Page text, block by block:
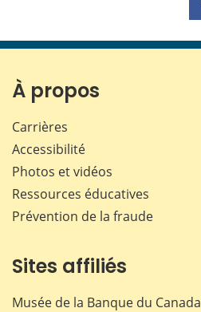
À propos
Carrières
Accessibilité
Photos et vidéos
Ressources éducatives
Prévention de la fraude
Sites affiliés
Musée de la Banque du Canada